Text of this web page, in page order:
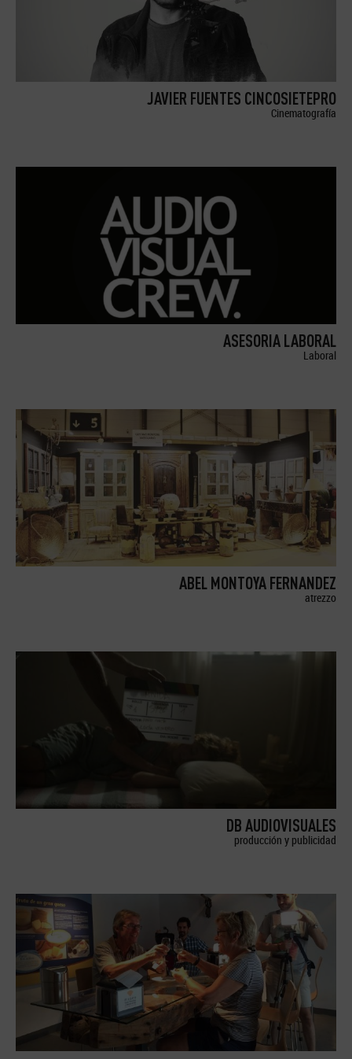
JAVIER FUENTES CINCOSIETEPRO
Cinematografía
ASESORIA LABORAL
Laboral
ABEL MONTOYA FERNANDEZ
atrezzo
DB AUDIOVISUALES
producción y publicidad